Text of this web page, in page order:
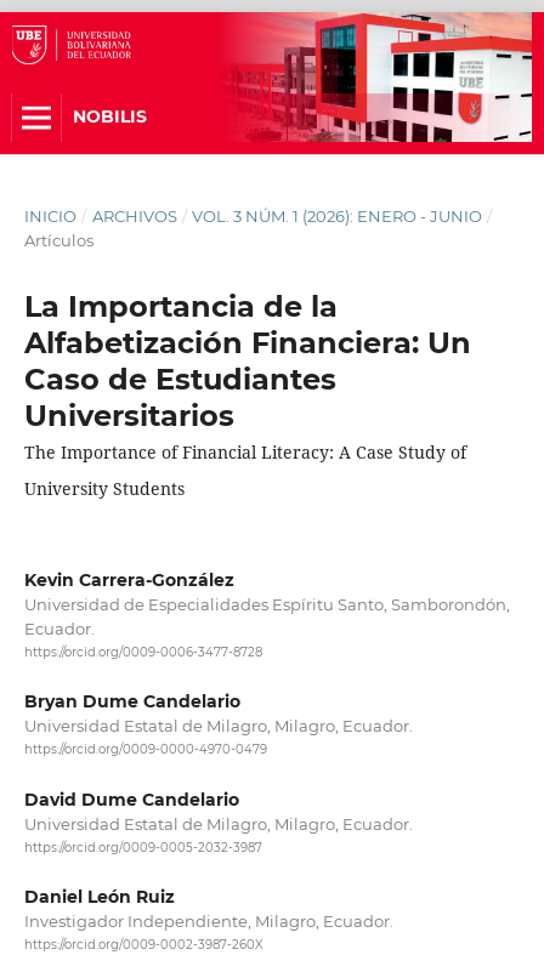
NOBILIS
INICIO / ARCHIVOS / VOL. 3 NÚM. 1 (2026): ENERO - JUNIO /
Artículos
La Importancia de la
Alfabetización Financiera: Un
Caso de Estudiantes
Universitarios
The Importance of Financial Literacy: A Case Study of
University Students
Kevin Carrera-González
Universidad de Especialidades Espíritu Santo, Samborondón,
Ecuador.
https://orcid.org/0009-0006-3477-8728
Bryan Dume Candelario
Universidad Estatal de Milagro, Milagro, Ecuador.
https://orcid.org/0009-0000-4970-0479
David Dume Candelario
Universidad Estatal de Milagro, Milagro, Ecuador.
https://orcid.org/0009-0005-2032-3987
Daniel León Ruiz
Investigador Independiente, Milagro, Ecuador.
https://orcid.org/0009-0002-3987-260X